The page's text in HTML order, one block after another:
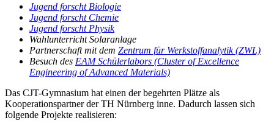
Jugend forscht Biologie
Jugend forscht Chemie
Jugend forscht Physik
Wahlunterricht Solaranlage
Partnerschaft mit dem Zentrum für Werkstoffanalytik (ZWL)
Besuch des EAM Schülerlabors (Cluster of Excellence
Engineering of Advanced Materials)
Das CJT-Gymnasium hat einen der begehrten Plätze als
Kooperationspartner der TH Nürnberg inne. Dadurch lassen sich
folgende Projekte realisieren: